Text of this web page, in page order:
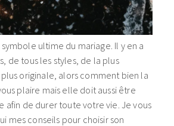
symbole ultime du mariage. Il y en a
de tous les styles, de la plus
originale, alors comment bien la
plaire mais elle doit aussi être
afin de durer toute votre vie. Je vous
mes conseils pour choisir son